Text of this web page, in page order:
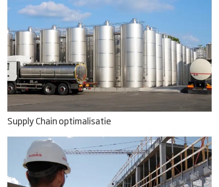
Supply Chain optimalisatie